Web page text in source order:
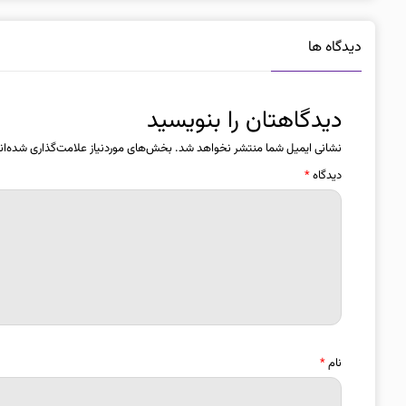
دیدگاه ها
دیدگاهتان را بنویسید
نشانی ایمیل شما منتشر نخواهد شد. بخش‌های موردنیاز علامت‌گذاری
دیدگاه*
نام*